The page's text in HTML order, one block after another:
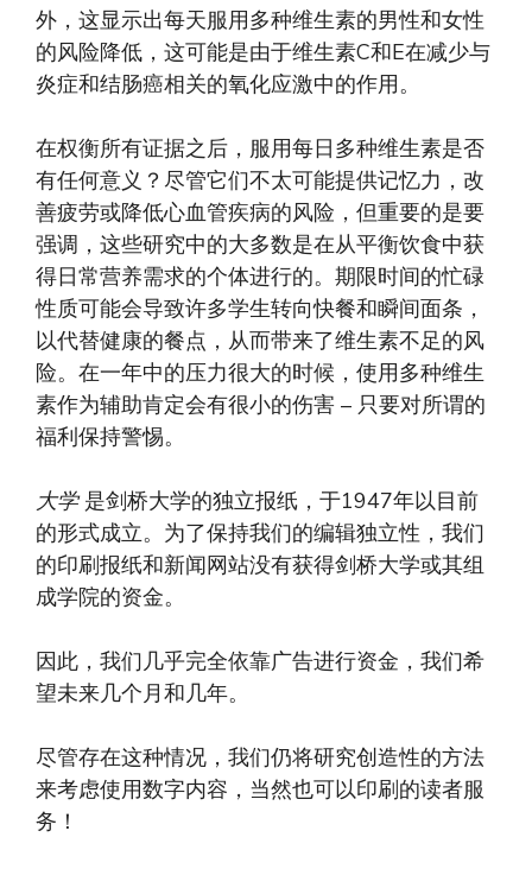
外，这显示出每天服用多种维生素的男性和女性
的风险降低，这可能是由于维生素C和E在减少与
炎症和结肠癌相关的氧化应激中的作用。
在权衡所有证据之后，服用每日多种维生素是否
有任何意义？尽管它们不太可能提供记忆力，改
善疲劳或降低心血管疾病的风险，但重要的是要
强调，这些研究中的大多数是在从平衡饮食中获
得日常营养需求的个体进行的。期限时间的忙碌
性质可能会导致许多学生转向快餐和瞬间面条，
以代替健康的餐点，从而带来了维生素不足的风
险。在一年中的压力很大的时候，使用多种维生
素作为辅助肯定会有很小的伤害 – 只要对所谓的
福利保持警惕。
大学是剑桥大学的独立报纸，于1947年以目前
的形式成立。为了保持我们的编辑独立性，我们
的印刷报纸和新闻网站没有获得剑桥大学或其组
成学院的资金。
因此，我们几乎完全依靠广告进行资金，我们希
望未来几个月和几年。
尽管存在这种情况，我们仍将研究创造性的方法
来考虑使用数字内容，当然也可以印刷的读者服
务！